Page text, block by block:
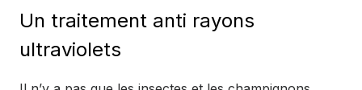
Un traitement anti rayons
ultraviolets